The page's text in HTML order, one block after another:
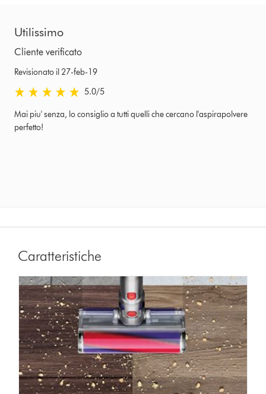
Utilissimo
Cliente verificato
Revisionato il 27-feb-19
5.0 stelle su 5 da Revisionato il 27-feb-19 Ratings
5.0/5
Mai piu' senza, lo consiglio a tutti quelli che cercano l'aspirapolvere
perfetto!
Caratteristiche